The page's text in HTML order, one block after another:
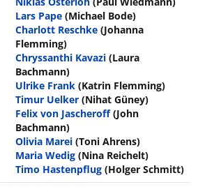
Lars Pape (Michael Bode)
Charlott Reschke (Johanna
Flemming)
Chryssanthi Kavazi (Laura
Bachmann)
Ulrike Frank (Katrin Flemming)
Timur Uelker (Nihat Güney)
Felix von Jascheroff (John
Bachmann)
Olivia Marei (Toni Ahrens)
Maria Wedig (Nina Reichelt)
Timo Hastenpflug (Holger Schmitt)